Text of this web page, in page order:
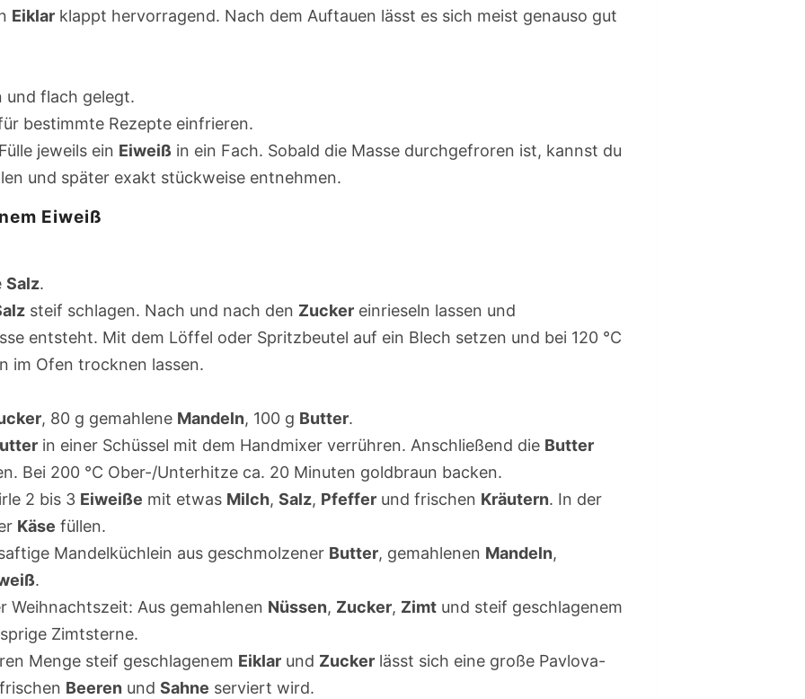
Eiklar klappt hervorragend. Nach dem Auftauen lässt es sich meist genauso gut
flach gelegt.
bestimmte Rezepte einfrieren.
jeweils ein Eiweiß in ein Fach. Sobald die Masse durchgefroren ist, kannst du
und später exakt stückweise entnehmen.
Eiweiß
Salz.
steif schlagen. Nach und nach den Zucker einrieseln lassen und
entsteht. Mit dem Löffel oder Spritzbeutel auf ein Blech setzen und bei 120 °C
im Ofen trocknen lassen.
, 80 g gemahlene Mandeln, 100 g Butter.
in einer Schüssel mit dem Handmixer verrühren. Anschließend die Butter
Bei 200 °C Ober-/Unterhitze ca. 20 Minuten goldbraun backen.
2 bis 3 Eiweiße mit etwas Milch, Salz, Pfeffer und frischen Kräutern. In der
Käse füllen.
Mandelküchlein aus geschmolzener Butter, gemahlenen Mandeln,
.
Weihnachtszeit: Aus gemahlenen Nüssen, Zucker, Zimt und steif geschlagenem
Zimtsterne.
Menge steif geschlagenem Eiklar und Zucker lässt sich eine große Pavlova-
Beeren und Sahne serviert wird.